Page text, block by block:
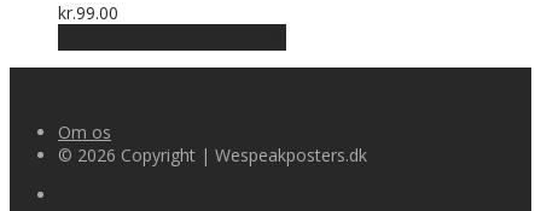
kr.99.00
Om os
© 2026 Copyright | Wespeakposters.dk